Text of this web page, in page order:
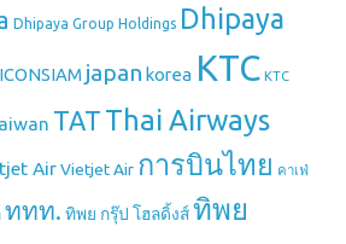
Dhipaya Group Holdings Dhipaya
ICONSIAM japan korea KTC KTC
TAT Thai Airways
Air Vietjet Air การบินไทย คาเฟ่
ททท. ทิพย กรุ๊ป โฮลดิ้งส์ ทิพย